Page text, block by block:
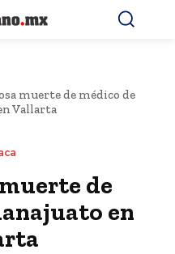
muerte de médico de
Vallarta
de
en